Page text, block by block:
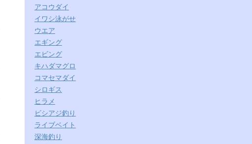
アコウダイ
イワシ泳がせ
ウエア
エギング
エビング
キハダマグロ
コマセマダイ
シロギス
ヒラメ
ビシアジ釣り
ライブベイト
深海釣り